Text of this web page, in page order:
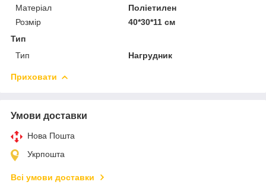
Матеріал
Поліетилен
Розмір
40*30*11 см
Тип
Тип
Нагрудник
Приховати
Умови доставки
Нова Пошта
Укрпошта
Всі умови доставки